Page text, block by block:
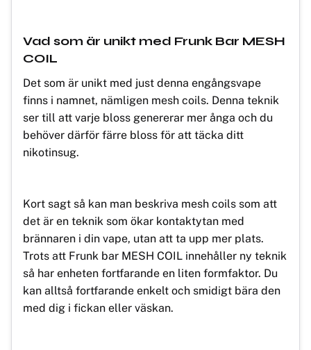
Vad som är unikt med Frunk Bar MESH
COIL
Det som är unikt med just denna engångsvape
finns i namnet, nämligen mesh coils. Denna teknik
ser till att varje bloss genererar mer ånga och du
behöver därför färre bloss för att täcka ditt
nikotinsug.
Kort sagt så kan man beskriva mesh coils som att
det är en teknik som ökar kontaktytan med
brännaren i din vape, utan att ta upp mer plats.
Trots att Frunk bar MESH COIL innehåller ny teknik
så har enheten fortfarande en liten formfaktor. Du
kan alltså fortfarande enkelt och smidigt bära den
med dig i fickan eller väskan.